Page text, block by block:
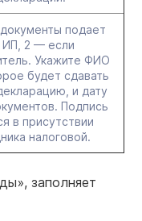
подает
ИП, 2 — если
Укажите ФИО
будет сдавать
и дату
Подпись
в присутствии
налоговой.
заполняет